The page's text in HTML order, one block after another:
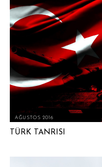
AĞUSTOS 2016
TÜRK TANRISI